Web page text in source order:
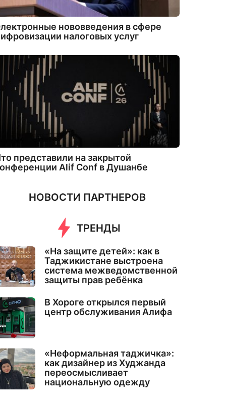
нововведения в сфере
налоговых услуг
представили на закрытой
Alif Conf в Душанбе
НОВОСТИ ПАРТНЕРОВ
ТРЕНДЫ
«На защите детей»: как в
Таджикистане выстроена
система межведомственной
защиты прав ребёнка
В Хороге открылся первый
центр обслуживания Алифа
«Неформальная таджичка»:
как дизайнер из Худжанда
переосмысливает
национальную одежду